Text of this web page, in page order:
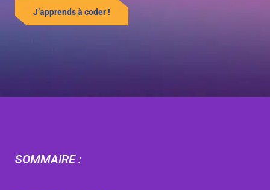
J’apprends à coder !
SOMMAIRE :